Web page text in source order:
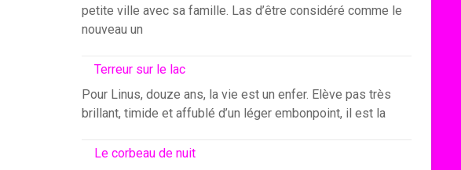
petite ville avec sa famille. Las d’être considéré comme le
nouveau un
Terreur sur le lac
Pour Linus, douze ans, la vie est un enfer. Elève pas très
brillant, timide et affublé d’un léger embonpoint, il est la
Le corbeau de nuit